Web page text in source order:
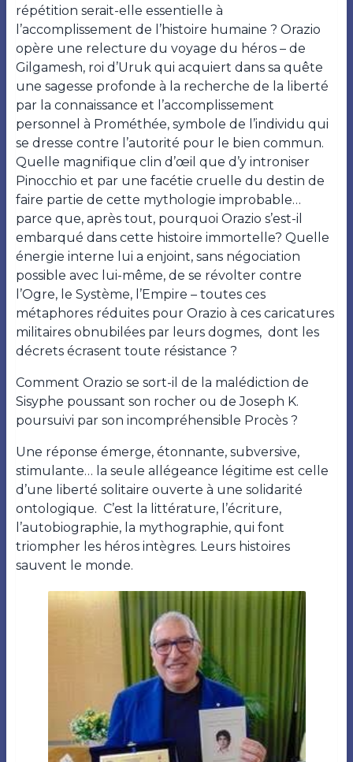
répétition serait-elle essentielle à
l’accomplissement de l’histoire humaine ? Orazio
opère une relecture du voyage du héros – de
Gilgamesh, roi d’Uruk qui acquiert dans sa quête
une sagesse profonde à la recherche de la liberté
par la connaissance et l’accomplissement
personnel à Prométhée, symbole de l’individu qui
se dresse contre l’autorité pour le bien commun.
Quelle magnifique clin d’œil que d’y introniser
Pinocchio et par une facétie cruelle du destin de
faire partie de cette mythologie improbable…
parce que, après tout, pourquoi Orazio s’est-il
embarqué dans cette histoire immortelle? Quelle
énergie interne lui a enjoint, sans négociation
possible avec lui-même, de se révolter contre
l’Ogre, le Système, l’Empire – toutes ces
métaphores réduites pour Orazio à ces caricatures
militaires obnubilées par leurs dogmes, dont les
décrets écrasent toute résistance ?
Comment Orazio se sort-il de la malédiction de
Sisyphe poussant son rocher ou de Joseph K.
poursuivi par son incompréhensible Procès ?
Une réponse émerge, étonnante, subversive,
stimulante… la seule allégeance légitime est celle
d’une liberté solitaire ouverte à une solidarité
ontologique. C’est la littérature, l’écriture,
l’autobiographie, la mythographie, qui font
triompher les héros intègres. Leurs histoires
sauvent le monde.